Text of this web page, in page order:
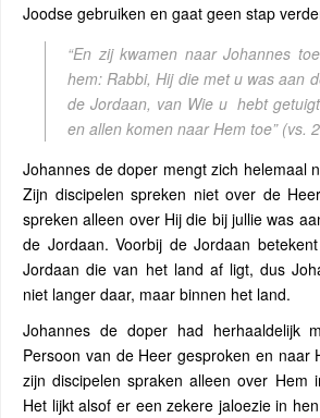
Joodse gebruiken en gaat geen stap
“En zij kwamen naar Johannes
hem: Rabbi, Hij die met u was aan
de Jordaan, van Wie u hebt
en allen komen naar Hem toe”(vs.
Johannes de doper mengt zich helemaal
Zijn discipelen spreken niet over de
spreken alleen over Hij die bij jullie was
de Jordaan. Voorbij de Jordaan
Jordaan die van het land af ligt, dus
niet langer daar, maar binnen het land.
Johannes de doper had herhaaldelijk
Persoon van de Heer gesproken en naar
zijn discipelen spraken alleen over Hem
Het lijkt alsof er een zekere jaloezie in